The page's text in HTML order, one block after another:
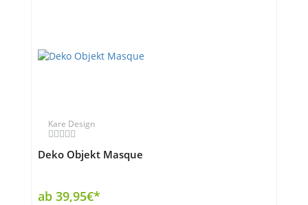
Kare Design
Deko Objekt Masque
ab 39,95€*